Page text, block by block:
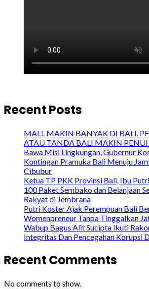
Recent Posts
MALL MAKIN BANYAK DI BALI.
ATAU TANDA BALI MAKIN
Bawa Misi Lingkungan, Gubernur
Kontingan Pramuka Bali Menuju
Cibubur
Ketua TP PKK Provinsi Bali, Ibu
100 Paket Sembako dan Belanjaan
Rakyat di Jembrana
Putri Koster Ajak Perempuan Bali
Womenpreneur Tanpa Tinggalkan
Wabup Bagus Alit Sucipta Ikuti
Integritas Dan Pencegahan Korupsi
Recent Comments
No comments to show.